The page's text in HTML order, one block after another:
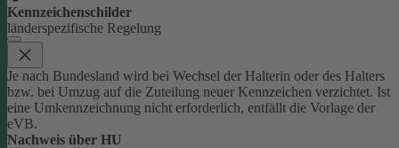
Kennzeichenschilder
länderspezifische Regelung
Je nach Bundesland wird bei Wechsel der Halterin oder des Halters
bzw. bei Umzug auf die Zuteilung neuer Kennzeichen verzichtet. Ist
eine Umkennzeichnung nicht erforderlich, entfällt die Vorlage der
eVB.
Nachweis über HU